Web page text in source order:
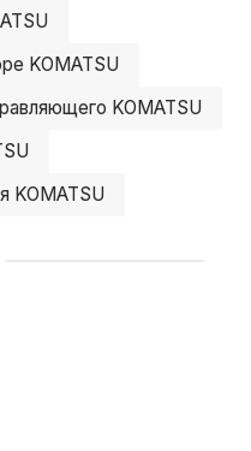
KOMATSU
KOMATSU
KOMATSU